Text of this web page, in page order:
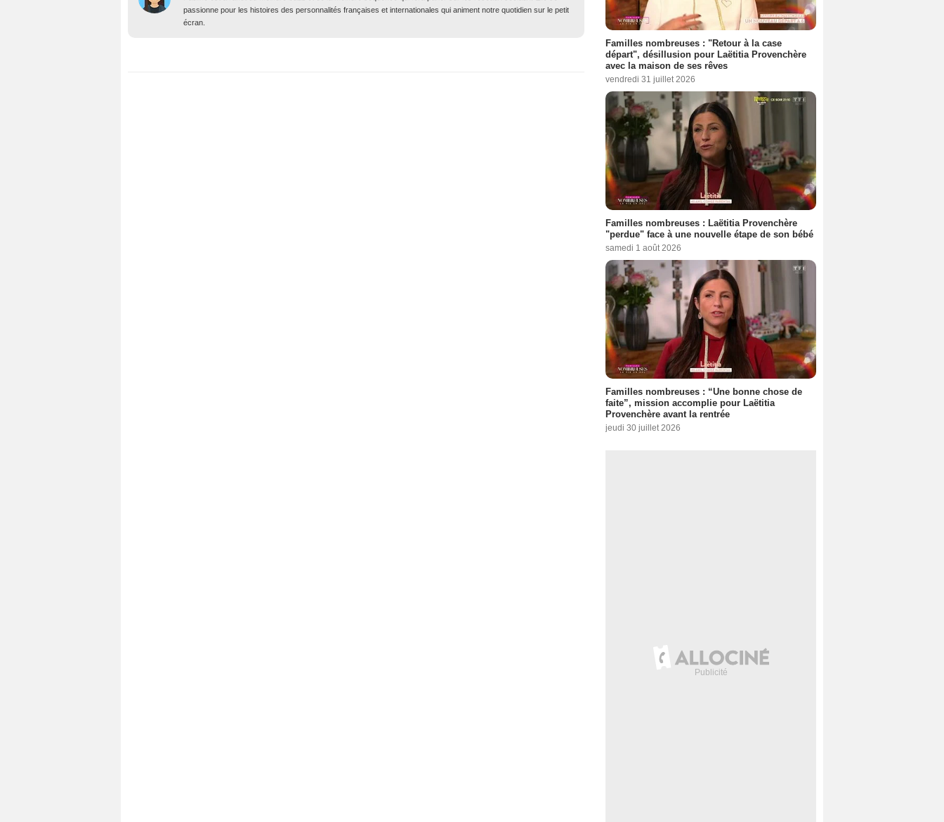
passionne pour les histoires des personnalités françaises et internationales qui animent notre quotidien sur le petit
écran.
Familles nombreuses : "Retour à la case
départ", désillusion pour Laëtitia Provenchère
avec la maison de ses rêves
vendredi 31 juillet 2026
Familles nombreuses : Laëtitia Provenchère
"perdue" face à une nouvelle étape de son bébé
samedi 1 août 2026
Familles nombreuses : “Une bonne chose de
faite”, mission accomplie pour Laëtitia
Provenchère avant la rentrée
jeudi 30 juillet 2026